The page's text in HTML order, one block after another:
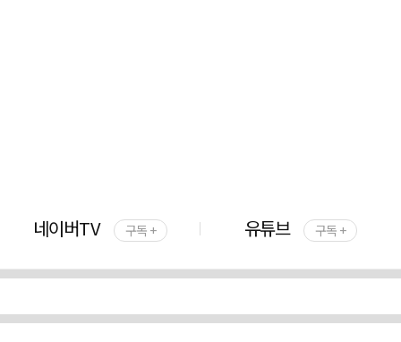
네이버TV 구독 + 유튜브 구독 +